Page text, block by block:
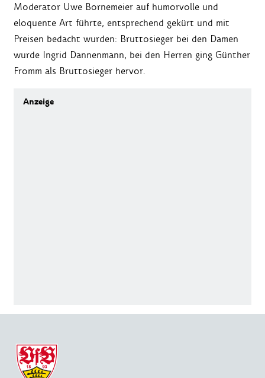
Moderator Uwe Bornemeier auf humorvolle und
eloquente Art führte, entsprechend gekürt und mit
Preisen bedacht wurden: Bruttosieger bei den Damen
wurde Ingrid Dannenmann, bei den Herren ging Günther
Fromm als Bruttosieger hervor.